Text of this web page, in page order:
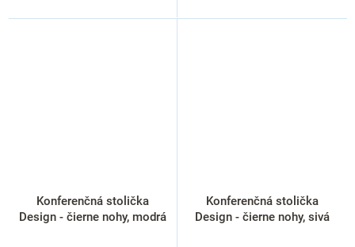
Konferenčná stolička
Design - čierne nohy, modrá
Konferenčná stolička
Design - čierne nohy, sivá